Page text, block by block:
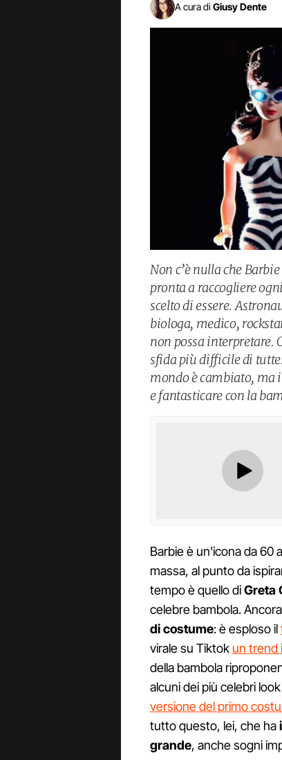
A cura di Giusy Dente
Non c’è nulla che
pronta a raccogliere
scelto di essere.
biologa, medico,
non possa interpretare.
sfida più difficile di
mondo è cambiato,
e fantasticare con la
Barbie è un'icona da 60
massa, al punto da
tempo è quello diGreta
celebre bambola.
di costume: è esploso il
virale su Tiktok un trend
della bambola
alcuni dei più celebri
versione del primo
tutto questo, lei, che ha
grande, anche sogni